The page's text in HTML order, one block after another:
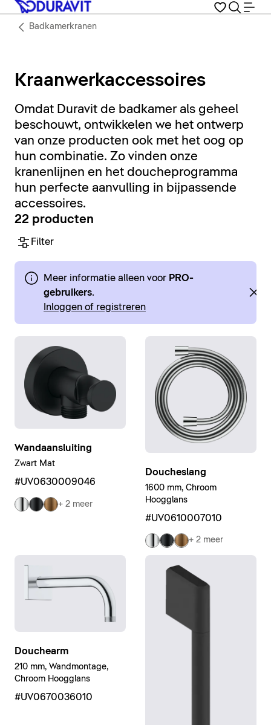
Badkamerkranen
Kraanwerkaccessoires
Omdat Duravit de badkamer als geheel
beschouwt, ontwikkelen we het ontwerp
van onze producten ook met het oog op
hun combinatie. Zo vinden onze
kranenlijnen en het doucheprogramma
hun perfecte aanvulling in bijpassende
accessoires.
22 producten
Filter
Meer informatie alleen voor PRO-
gebruikers.
Inloggen of registreren
Wandaansluiting
Zwart Mat
#UV0630009046
+ 2 meer
Doucheslang
1600 mm, Chroom
Hoogglans
#UV0610007010
+ 2 meer
Douchearm
210 mm, Wandmontage,
Chroom Hoogglans
#UV0670036010